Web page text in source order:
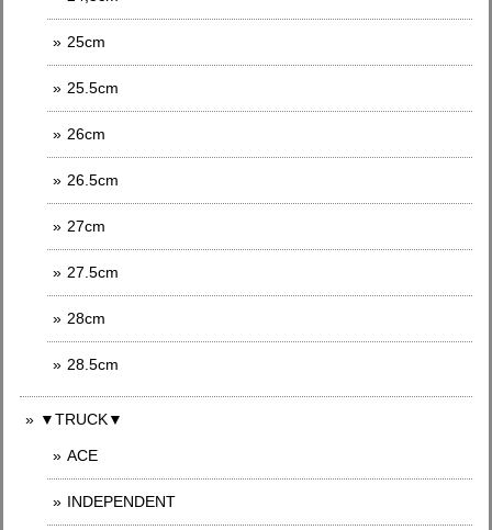
25cm
25.5cm
26cm
26.5cm
27cm
27.5cm
28cm
28.5cm
▼TRUCK▼
ACE
INDEPENDENT